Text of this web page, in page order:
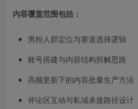
内容覆盖范围包括：
男粉人群定位与赛道选择逻辑
账号搭建与内容结构拆解思路
高频更新下的内容批量生产方法
评论区互动与私域承接路径设计